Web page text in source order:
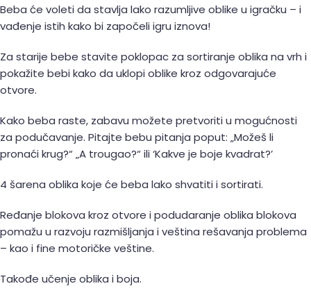
Beba će voleti da stavlja lako razumljive oblike u igračku – i
vađenje istih kako bi započeli igru ​​iznova!
Za starije bebe stavite poklopac za sortiranje oblika na vrh i
pokažite bebi kako da uklopi oblike kroz odgovarajuće
otvore.
Kako beba raste, zabavu možete pretvoriti u mogućnosti
za podučavanje. Pitajte bebu pitanja poput: „Možeš li
pronaći krug?“ „A trougao?“ ili ‘Kakve je boje kvadrat?’
4 šarena oblika koje će beba lako shvatiti i sortirati.
Ređanje blokova kroz otvore i podudaranje oblika blokova
pomažu u razvoju razmišljanja i veština rešavanja problema
– kao i fine motoričke veštine.
Takođe učenje oblika i boja.